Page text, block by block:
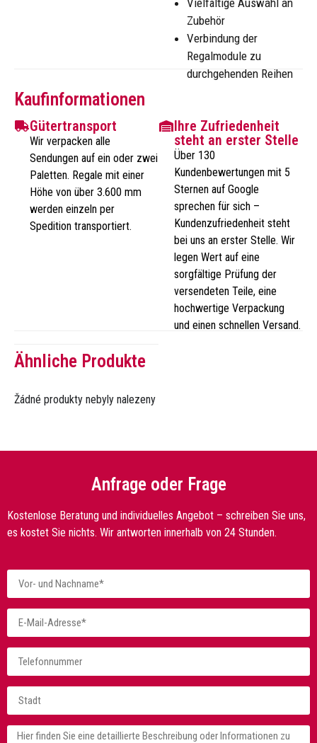
Vielfältige Auswahl an
Zubehör
Verbindung der
Regalmodule zu
durchgehenden Reihen
Kaufinformationen
Gütertransport
Wir verpacken alle
Sendungen auf ein oder zwei
Paletten. Regale mit einer
Höhe von über 3.600 mm
werden einzeln per
Spedition transportiert.
Ihre Zufriedenheit
steht an erster Stelle
Über 130
Kundenbewertungen mit 5
Sternen auf Google
sprechen für sich –
Kundenzufriedenheit steht
bei uns an erster Stelle. Wir
legen Wert auf eine
sorgfältige Prüfung der
versendeten Teile, eine
hochwertige Verpackung
und einen schnellen Versand.
Ähnliche Produkte
Žádné produkty nebyly nalezeny
Anfrage oder Frage
Kostenlose Beratung und individuelles Angebot – schreiben Sie uns,
es kostet Sie nichts. Wir antworten innerhalb von 24 Stunden.